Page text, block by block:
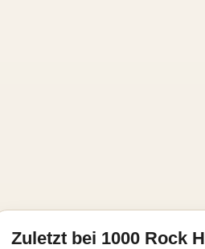
Zuletzt bei 1000 Rock